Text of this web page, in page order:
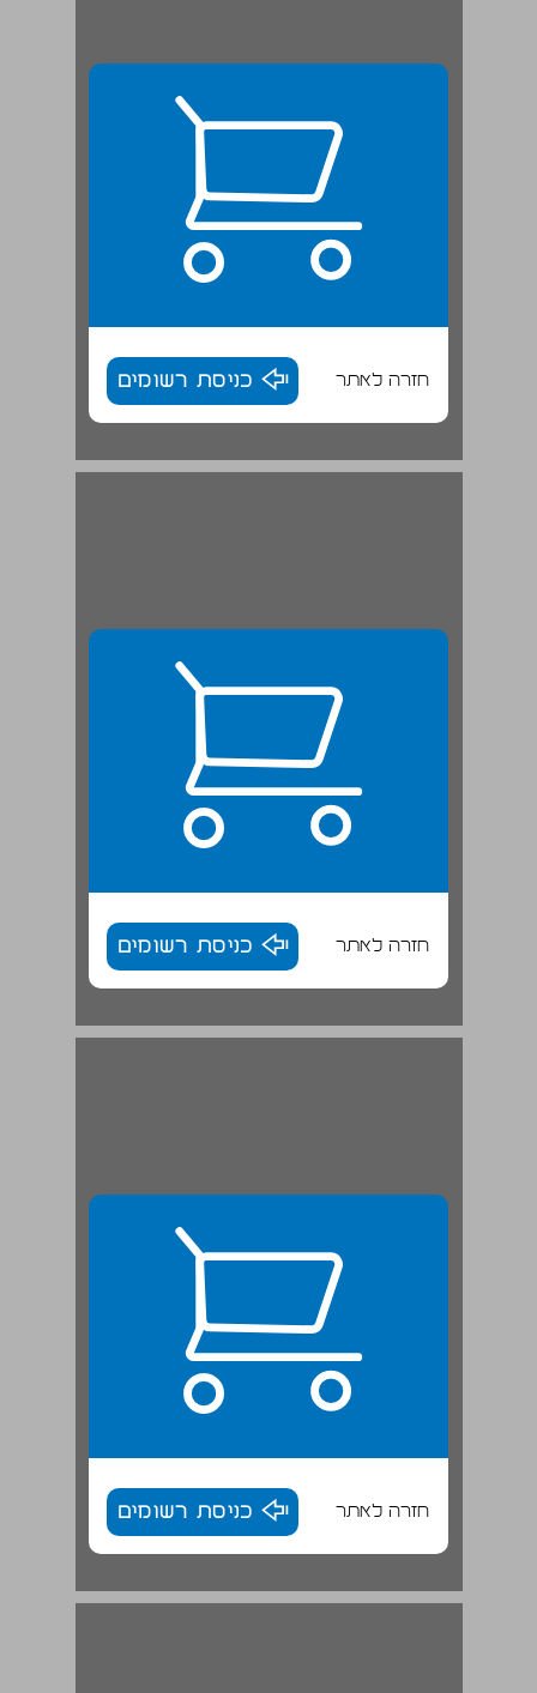
חזרה לאתר כניסת רשומים
חזרה לאתר כניסת רשומים
חזרה לאתר כניסת רשומים